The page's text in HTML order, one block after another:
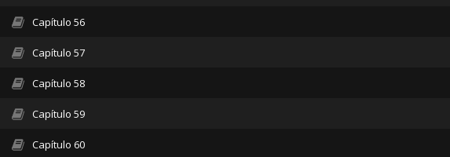
Capítulo 56
Capítulo 57
Capítulo 58
Capítulo 59
Capítulo 60